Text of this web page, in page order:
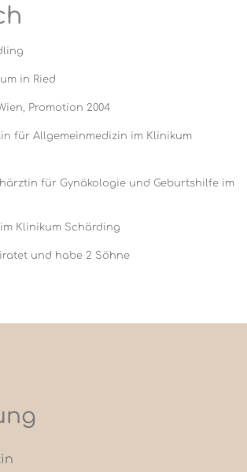
in Ried
Promotion 2004
für Allgemeinmedizin im Klinikum
für Gynäkologie und Geburtshilfe im
Klinikum Schärding
und habe 2 Söhne